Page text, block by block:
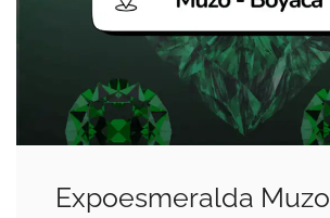
Expoesmeralda Muzo